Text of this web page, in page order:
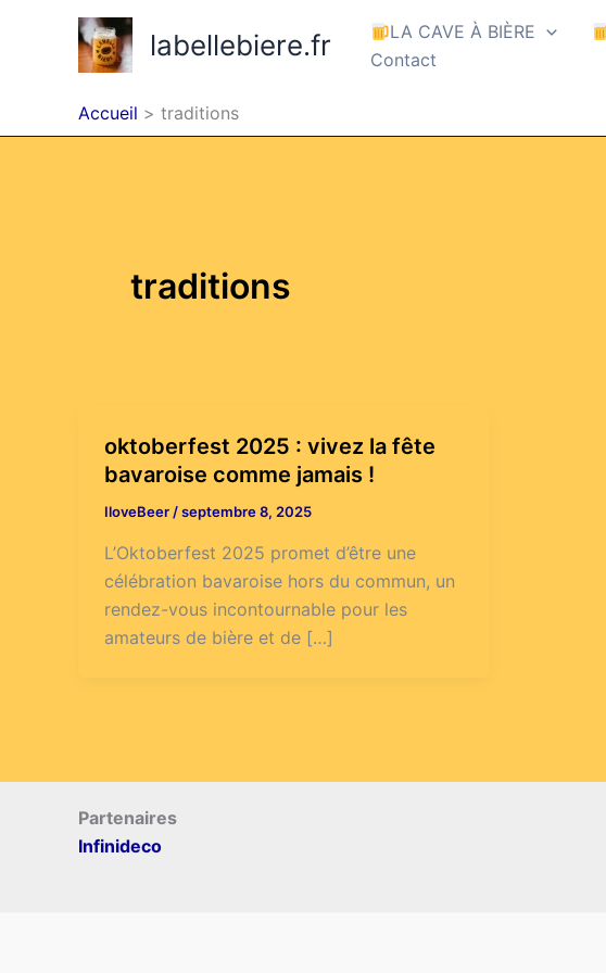
labellebiere.fr LA CAVE À BIÈRE
Contact
Accueil traditions
traditions
oktoberfest 2025 : vivez la fête
bavaroise comme jamais !
IloveBeer /septembre 8, 2025
L’Oktoberfest 2025 promet d’être une
célébration bavaroise hors du commun, un
rendez-vous incontournable pour les
amateurs de bière et de […]
Partenaires
Infinideco